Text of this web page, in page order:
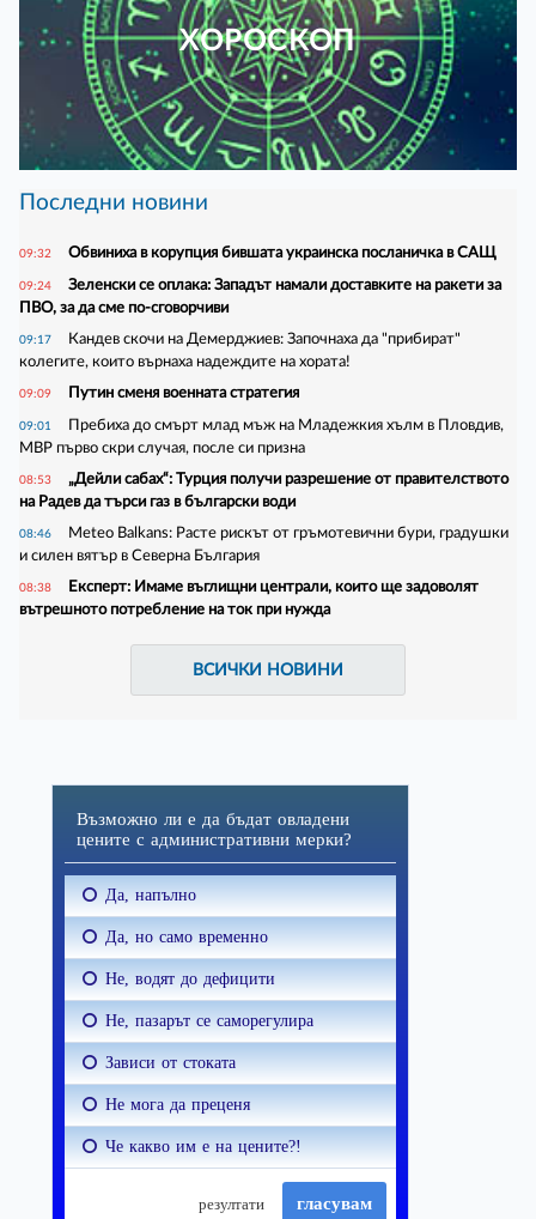
ХОРОСКОП
Последни новини
09:32 Обвиниха в корупция бившата украинска посланичка в САЩ
09:24
Зеленски се оплака: Западът намали доставките на ракети за
ПВО, за да сме по-сговорчиви
09:17
Кандев скочи на Демерджиев: Започнаха да "прибират"
колегите, които върнаха надеждите на хората!
09:09 Путин сменя военната стратегия
09:01
Пребиха до смърт млад мъж на Младежкия хълм в Пловдив,
МВР първо скри случая, после си призна
08:53
„Дейли сабах“: Турция получи разрешение от правителството
на Радев да търси газ в български води
08:46
Meteo Balkans: Расте рискът от гръмотевични бури, градушки
и силен вятър в Северна България
08:38
Експерт: Имаме въглищни централи, които ще задоволят
вътрешното потребление на ток при нужда
ВСИЧКИ НОВИНИ